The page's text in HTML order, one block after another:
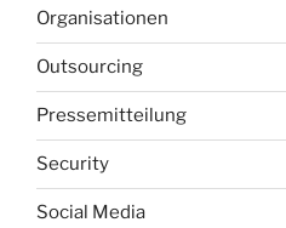
Organisationen
Outsourcing
Pressemitteilung
Security
Social Media